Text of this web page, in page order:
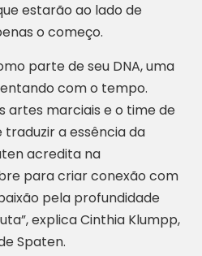
estarão ao lado de
o começo.
parte de seu DNA, uma
com o tempo.
artes marciais e o time de
a essência da
acredita na
para criar conexão com
pela profundidade
explica Cinthia Klumpp,
Spaten.